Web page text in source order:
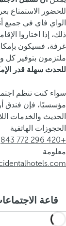
للحضور الاستمتاع
الواي فاي في جميع
غرفة، فسيكون
ملتزمون بتوفير كل
للحدث سهلة قدر
سواء كنت تنظم
مؤسسيًا، فإن فندق
الحديث والخدمات
الحجوزات الهاتفية
+420 296 772 843
معلومة
قاعة